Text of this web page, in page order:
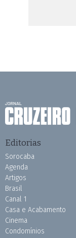
Editorias
Sorocaba
Agenda
Artigos
Brasil
Canal 1
Casa e Acabamento
Cinema
Condomínios